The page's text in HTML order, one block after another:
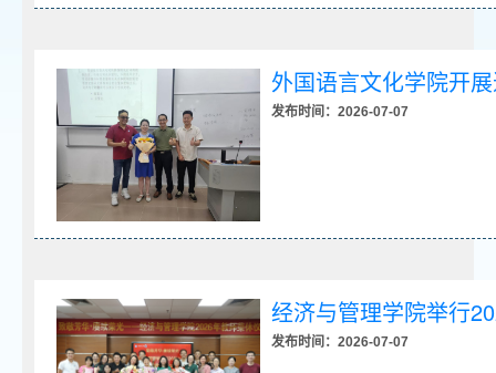
外国语言文化学院开
发布时间：2026-07-07
经济与管理学院举行
发布时间：2026-07-07